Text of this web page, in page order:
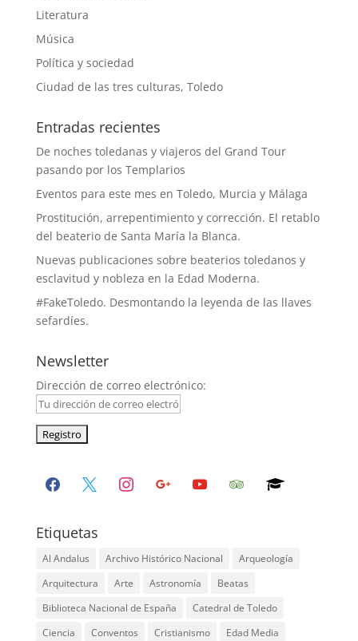
Literatura
Música
Política y sociedad
Ciudad de las tres culturas, Toledo
Entradas recientes
De noches toledanas y viajeros del Grand Tour
pasando por los Templarios
Eventos para este mes en Toledo, Murcia y Málaga
Prostitución, arrepentimiento y corrección. El retablo
del beaterio de Santa María la Blanca.
Nuevas publicaciones sobre beaterios toledanos y
esclavitud y nobleza en la Edad Moderna.
#FakeToledo. Desmontando la leyenda de las llaves
sefardíes.
Newsletter
Dirección de correo electrónico:
facebook instagramgoogle youtube tripadvisorgraduation-
Etiquetas
Al Andalus Archivo Histórico Nacional
Arqueología
Arquitectura
Arte Astronomía
Beatas
Biblioteca Nacional de España
Catedral de Toledo
Ciencia
Conventos Cristianismo
Edad Media